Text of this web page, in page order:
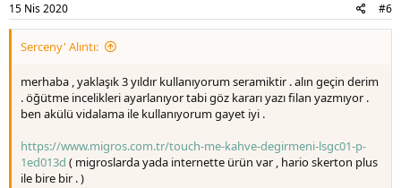
15 Nis 2020 #6
Serceny' Alıntı:
merhaba , yaklaşık 3 yıldır kullanıyorum seramiktir . alın geçin derim
. öğütme incelikleri ayarlanıyor tabi göz kararı yazı filan yazmıyor .
ben akülü vidalama ile kullanıyorum gayet iyi .
https://www.migros.com.tr/touch-me-kahve-degirmeni-lsgc01-p-
1ed013d ( migroslarda yada internette ürün var , hario skerton plus
ile bire bir . )